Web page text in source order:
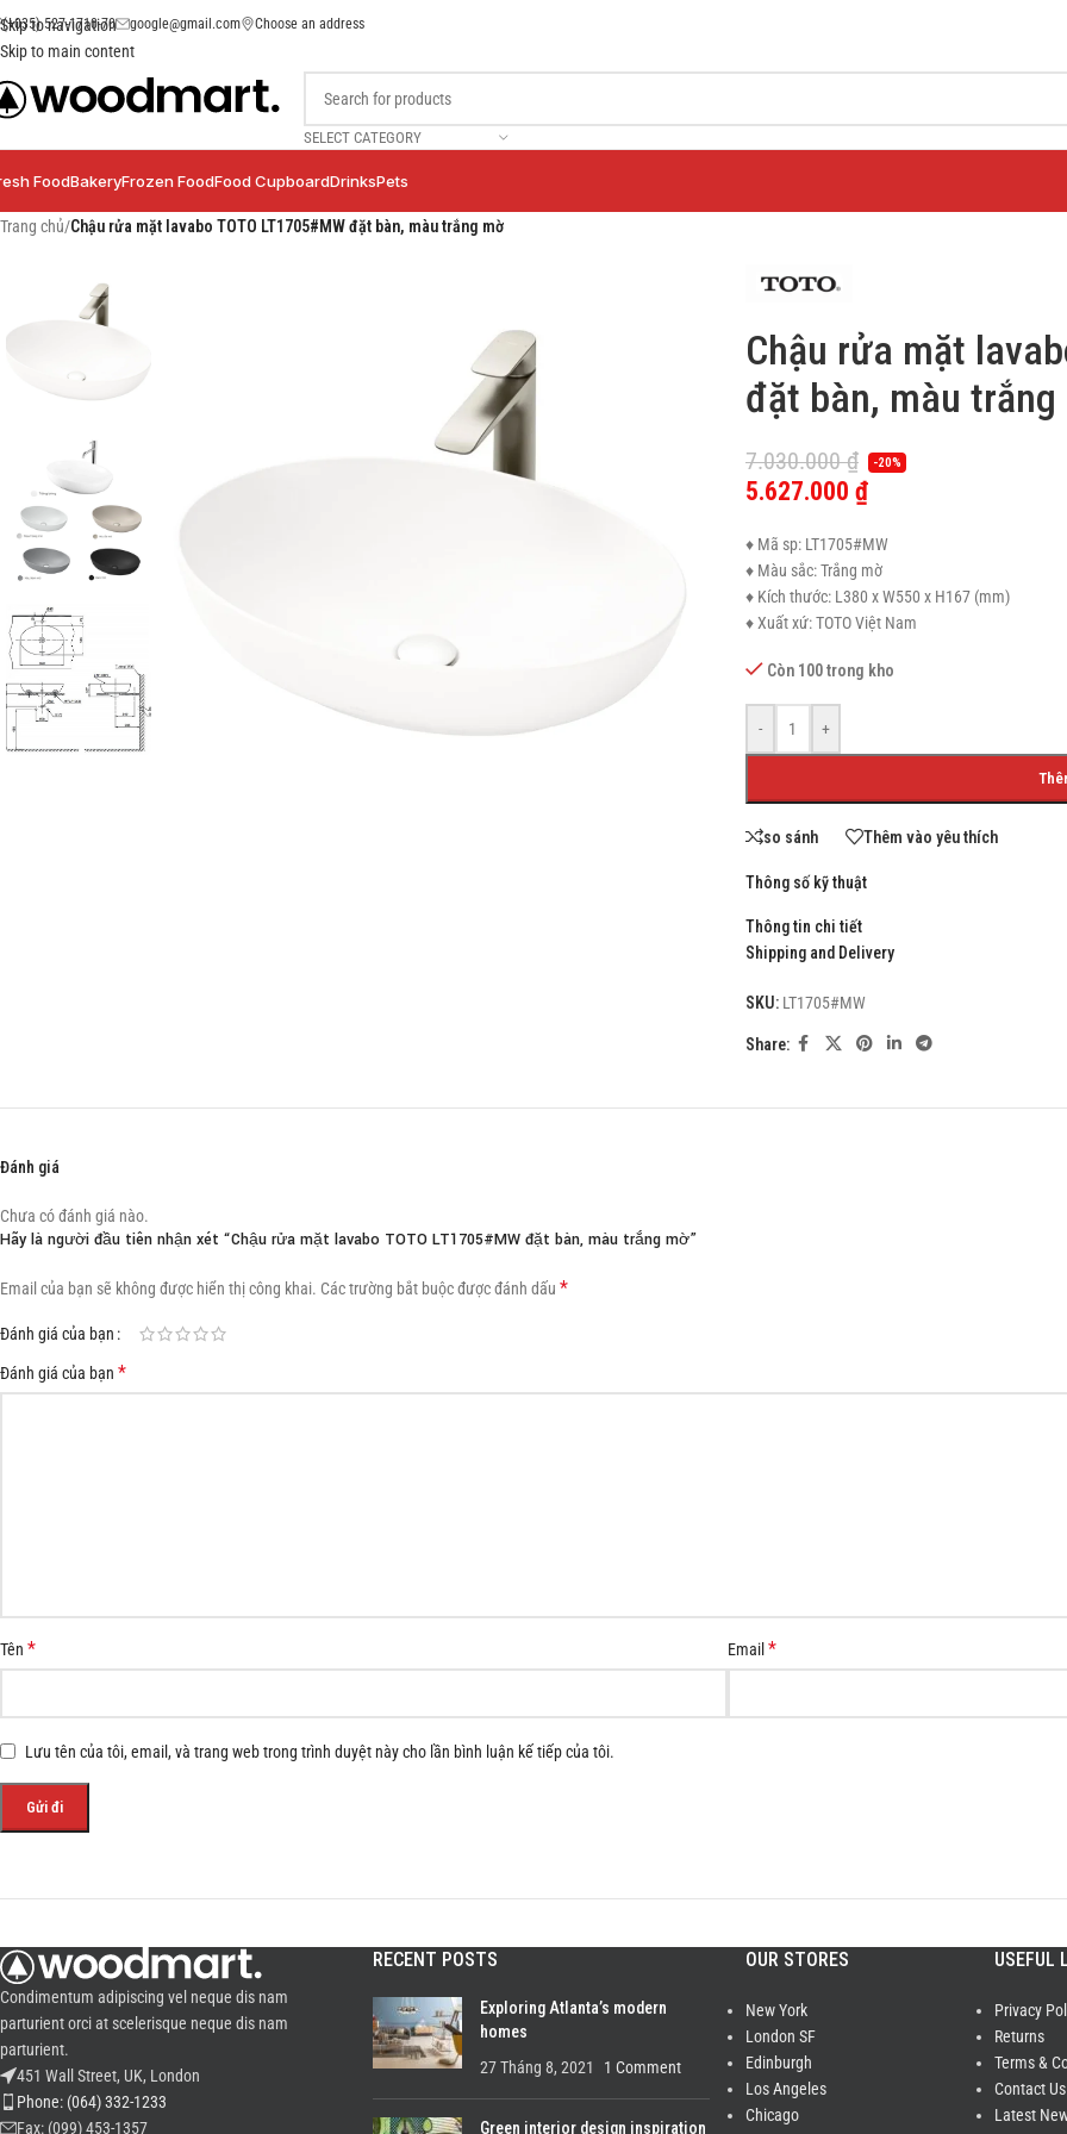
Skip to navigation
Skip to main content
(+035) 527-1710-70 google@gmail.com Choose an address
SELECT CATEGORY
FoodBakeryFrozen FoodFood CupboardDrinksPets
SHOP LAYOUTS
HOT
With background
Load more button
Trang chủ/Chậu rửa mặt lavabo TOTO LT1705#MW đặt bàn, màu trắng mờ
Chậu rửa mặt
đặt bàn, màu trắng
7.030.000₫ -20%
5.627.000 ₫
♦ Mã sp: LT1705#MW
♦ Màu sắc: Trắng mờ
♦ Kích thước: L380 x W550 x H167 (mm)
♦ Xuất xứ: TOTO Việt Nam
Còn 100 trong kho
- +
so sánh Thêm vào yêu thích
Thông số kỹ thuật
Thông tin chi tiết
Shipping and Delivery
SKU: LT1705#MW
Share:
Đánh giá
Chưa có đánh giá nào.
Hãy là người đầu tiên nhận xét “Chậu rửa mặt lavabo TOTO LT1705#MW đặt bàn, màu trắng mờ”
Email của bạn sẽ không được hiển thị công khai. Các trường bắt buộc được đánh dấu *
Đánh giá của bạn
Đánh giá của bạn *
Tên * Email *
Lưu tên của tôi, email, và trang web trong trình duyệt này cho lần bình luận kế tiếp của tôi.
Condimentum adipiscing vel neque dis nam
parturient orci at scelerisque neque dis nam
parturient.
451 Wall Street, UK, London
Phone: (064) 332-1233
Fax: (099) 453-1357
RECENT POSTS
Exploring Atlanta’s modern
homes
27 Tháng 8, 2021
1 Comment
Green interior design inspiration
OUR STORES
New York
London SF
Edinburgh
Los Angeles
Chicago
USEFUL
Privacy
Returns
Terms &
Contact Us
Latest